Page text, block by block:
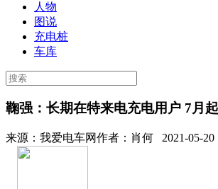
人物
图说
充电桩
车库
鞠强：长期在特来电充电用户 7月
来源： 我爱电车网作者： 肖何 2021-05-20